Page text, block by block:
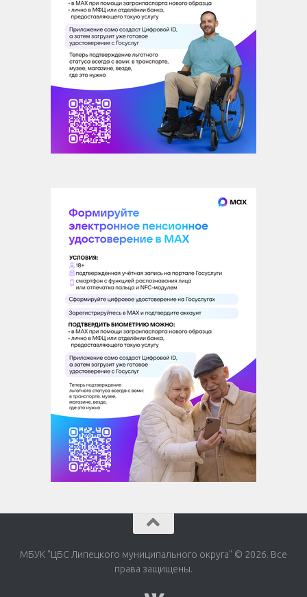
МБУК "ЦБС Липецкого муниципального округа" © 2026. Все
права защищены.